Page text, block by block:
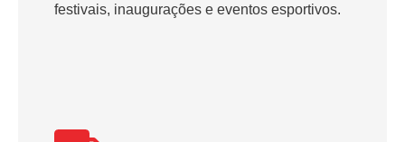
festivais, inaugurações e eventos esportivos.